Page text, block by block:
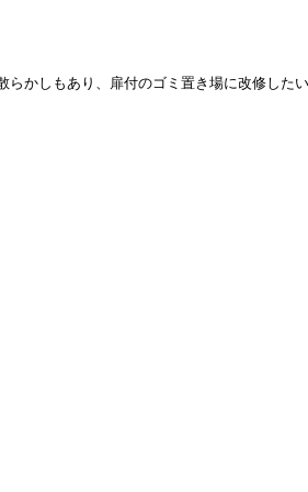
かしもあり、扉付のゴミ置き場に改修した